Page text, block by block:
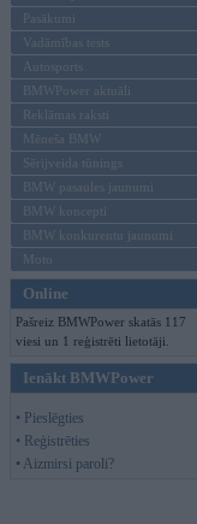
Pasākumi
Vadāmības tests
Autosports
BMWPower aktuāli
Reklāmas raksti
Mēneša BMW
Sērijveida tūnings
BMW pasaules jaunumi
BMW koncepti
BMW konkurentu jaunumi
Moto
Online
Pašreiz BMWPower skatās 117
viesi un 1 reģistrēti lietotāji.
Ienākt BMWPower
• Pieslēgties
• Reģistrēties
• Aizmirsi paroli?